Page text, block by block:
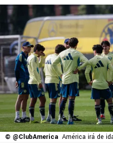
© @ClubAmerica América irá de